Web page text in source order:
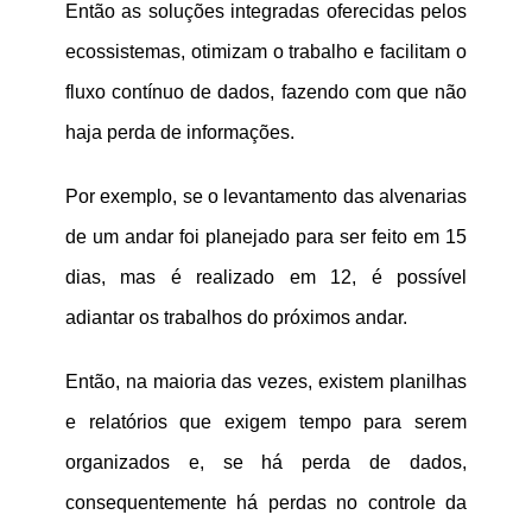
Então as soluções integradas oferecidas pelos
ecossistemas, otimizam o trabalho e facilitam o
fluxo contínuo de dados, fazendo com que não
haja perda de informações.
Por exemplo, se o levantamento das alvenarias
de um andar foi planejado para ser feito em 15
dias, mas é realizado em 12, é possível
adiantar os trabalhos do próximos andar.
Então, na maioria das vezes, existem planilhas
e relatórios que exigem tempo para serem
organizados e, se há perda de dados,
consequentemente há perdas no controle da